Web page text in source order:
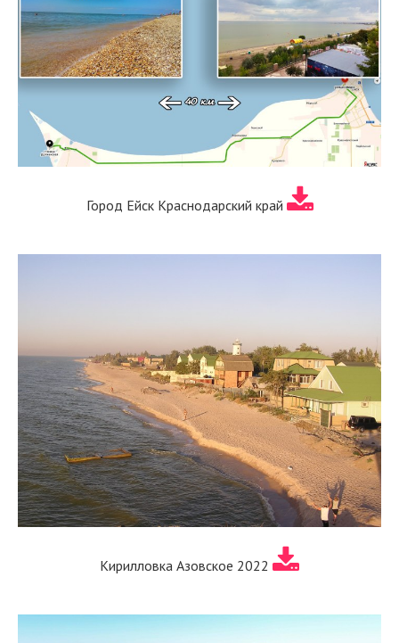
Город Ейск Краснодарский край
Кирилловка Азовское 2022